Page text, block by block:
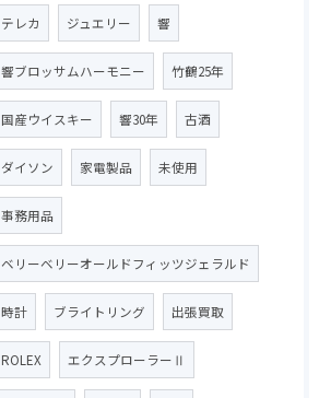
テレカ ジュエリー 響
響ブロッサムハーモニー 竹鶴25年
国産ウイスキー 響30年 古酒
ダイソン 家電製品 未使用
事務用品
ベリーベリーオールドフィッツジェラルド
時計 ブライトリング 出張買取
ROLEX エクスプローラーⅡ